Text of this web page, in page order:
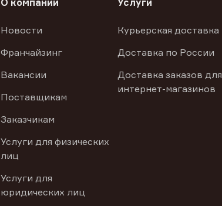
О компании
Новости
Франчайзинг
Вакансии
Поставщикам
Заказчикам
Услуги для физических
лиц
Услуги для
юридических лиц
Услуги
Курьерская доставка
Доставка по России
Доставка заказов для
интернет-магазинов